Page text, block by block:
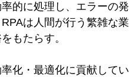
的に処理し、エラーの発
は人間が行う繁雑な業
もたらす。
化・最適化に貢献してい